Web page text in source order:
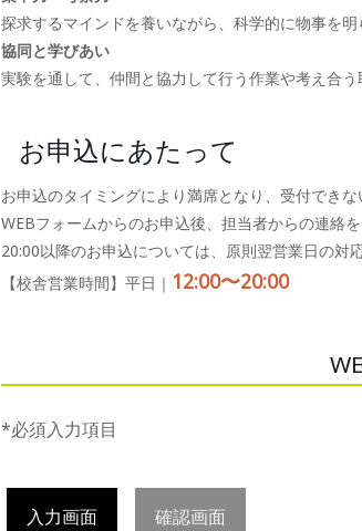
探求するマインドを養いながら、科学的に物事を
協同と学びあい
実験を通して、仲間と協力して行う作業や考え合う
お申込にあたって
お申込のタイミングにより満席となり、受付でき
WEBフォームからのお申込後、担当者からの連絡
20:00以降のお申込については、原則翌営業日の対
【校舎営業時間】平日｜ 12:00〜20:00
*必須入力項目
入力画面 確認画面